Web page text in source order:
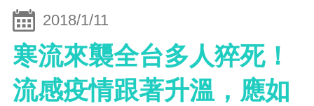
2018/1/11
寒流來襲全台多人猝死！
流感疫情跟著升溫，應如